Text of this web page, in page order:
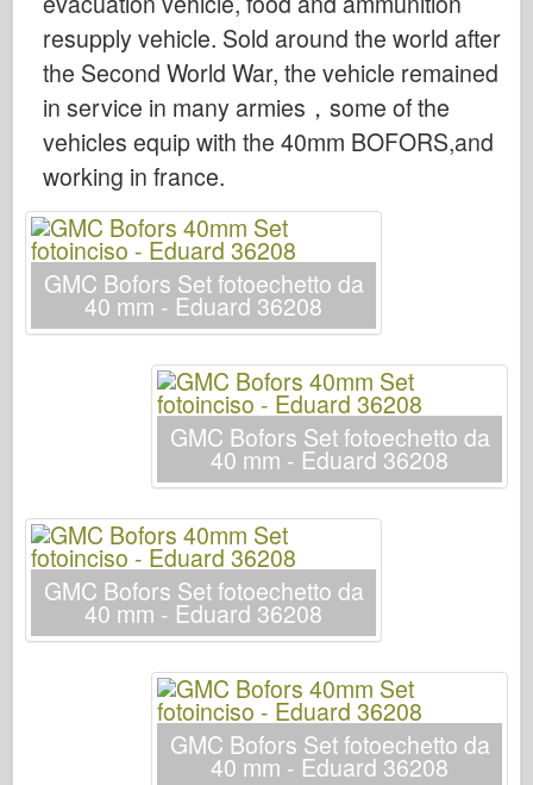
Drago
Eduard
Modello E.T.
Stampi fini
Forze del Valore
Friulmodel
Hasegawa
Heller
HobbyBoss
Tamiya
Tristar
Trombettista
resupply vehicle. Sold around the world after
the Second World War, the vehicle remained
in service in many armies，some of the
vehicles equip with the 40mm BOFORS,and
working in france.
GMC Bofors Set fotoechetto da
40 mm - Eduard 36208
GMC Bofors Set fotoechetto da
40 mm - Eduard 36208
GMC Bofors Set fotoechetto da
40 mm - Eduard 36208
GMC Bofors Set fotoechetto da
40 mm - Eduard 36208